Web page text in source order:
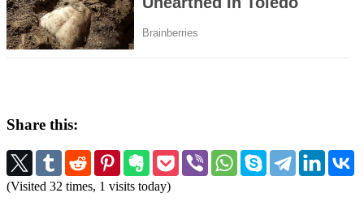
Share this:
(Visited 32 times, 1 visits today)